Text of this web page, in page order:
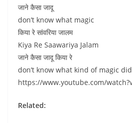
जाने कैसा जादू
don’t know what magic
किया रे सांवरिया जालम
Kiya Re Saawariya Jalam
जाने कैसा जादू किया रे
don’t know what kind of magic
https://www.youtube.com/
Related: